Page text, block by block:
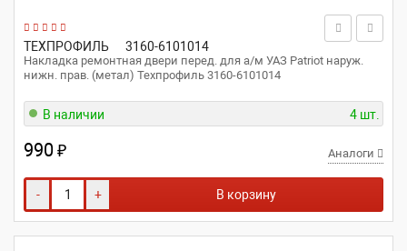
ТЕХПРОФИЛЬ 3160-6101014
Накладка ремонтная двери перед. для а/м УАЗ Patriot наруж.
нижн. прав. (метал) Техпрофиль 3160-6101014
В наличии 4 шт.
990₽ Аналоги
- + В корзину